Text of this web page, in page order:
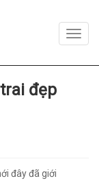
đẹp
đây đã giới